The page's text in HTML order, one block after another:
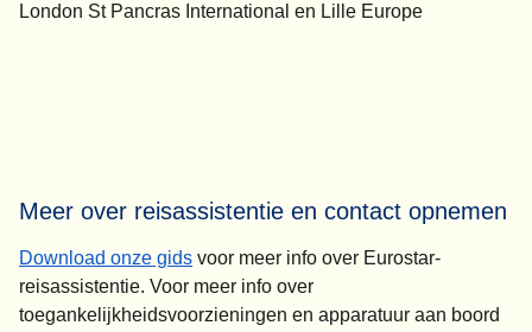
London St Pancras International en Lille Europe
Meer over reisassistentie en contact opnemen
Download onze gids( opent in een nieuwe tab)
( opent een PDF)
voor meer info over Eurostar-
reisassistentie. Voor meer info over
toegankelijkheidsvoorzieningen en apparatuur aan boord